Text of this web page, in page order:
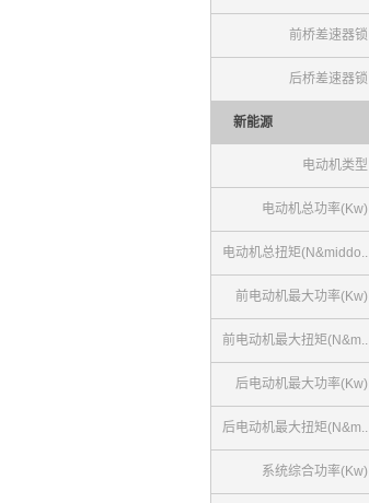
前桥差速器锁
后桥差速器锁
新能源
电动机类型
电动机总功率(Kw)
电动机总扭矩(N&middo..
前电动机最大功率(Kw)
前电动机最大扭矩(N&m..
后电动机最大功率(Kw)
后电动机最大扭矩(N&m..
系统综合功率(Kw)